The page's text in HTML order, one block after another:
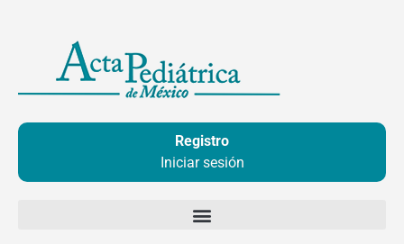
contenido
Registro
Iniciar sesión